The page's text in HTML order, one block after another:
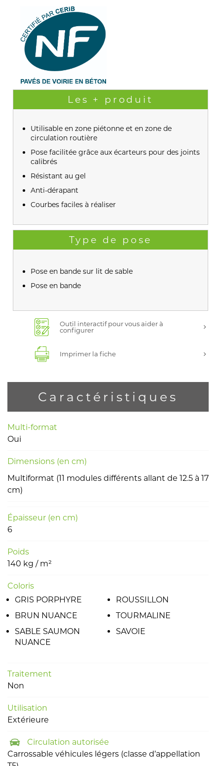
Les + produit
Utilisable en zone piétonne et en zone de
circulation routière
Pose facilitée grâce aux écarteurs pour des joints
calibrés
Résistant au gel
Anti-dérapant
Courbes faciles à réaliser
Type de pose
Pose en bande sur lit de sable
Pose en bande
Outil interactif pour vous aider à
configurer
Imprimer la fiche
Caractéristiques
Multi-format
Oui
Dimensions (en cm)
Multiformat (11 modules différents allant de 12.5 à 17
cm)
Épaisseur (en cm)
6
Poids
140 kg / m²
Coloris
GRIS PORPHYRE
BRUN NUANCE
SABLE SAUMON
NUANCE
ROUSSILLON
TOURMALINE
SAVOIE
Traitement
Non
Utilisation
Extérieure
Circulation autorisée
Carrossable véhicules légers (classe d’appellation